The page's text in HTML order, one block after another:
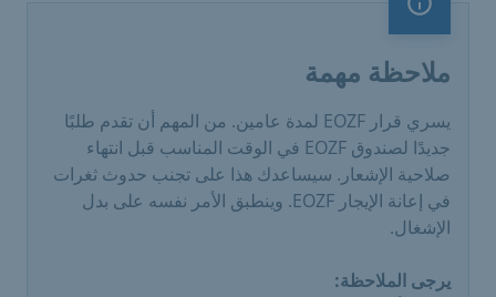
ملاحظة مهمة
ملاحظة مهمة
يسري قرار EOZF لمدة عامين. من المهم أن تقدم طلبًا
جديدًا لصندوق EOZF في الوقت المناسب قبل انتهاء
صلاحية الإشعار. سيساعدك هذا على تجنب حدوث ثغرات
في إعانة الإيجار EOZF. وينطبق الأمر نفسه على بدل
الإشغال.
يرجى الملاحظة: